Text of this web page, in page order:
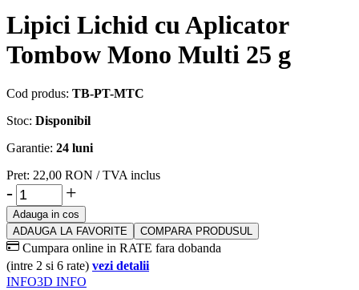
Lipici Lichid cu Aplicator
Tombow Mono Multi 25 g
Cod produs: TB-PT-MTC
Stoc: Disponibil
Garantie: 24 luni
Pret: 22,00 RON / TVA inclus
- +
Adauga in cos
ADAUGA LA FAVORITE
COMPARA PRODUSUL
Cumpara online in RATE fara dobanda
(intre 2 si 6 rate) vezi detalii
INFO3D INFO